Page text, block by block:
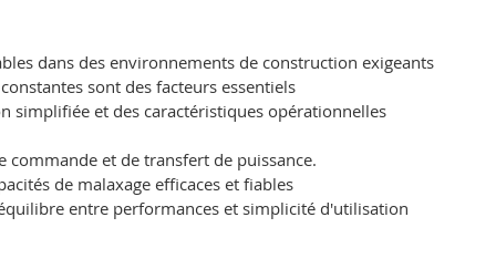
dans des environnements de construction exigeants
sont des facteurs essentiels
simplifiée et des caractéristiques opérationnelles
commande et de transfert de puissance.
de malaxage efficaces et fiables
entre performances et simplicité d'utilisation